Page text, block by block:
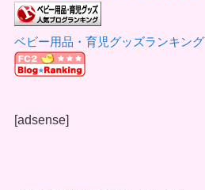
ベビー用品・育児グッズランキング
[adsense]